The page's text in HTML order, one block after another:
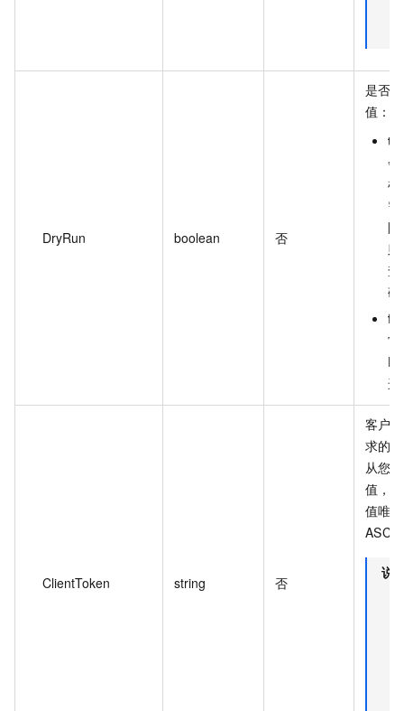
DryRun boolean 否
是否
值：
会
检
限
查
码
常
进
ClientToken string 否
客户
求的
从您
值，
值唯
ASCII
说